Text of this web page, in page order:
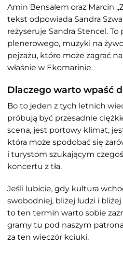
Amin Bensalem oraz Marcin
tekst odpowiada Sandra
reżyseruje Sandra Stencel. To
plenerowego, muzyki na
pejzażu, które może zagrać
właśnie w Ekomarinie.
Dlaczego warto wpaść
Bo to jeden z tych letnich
próbują być przesadnie
scena, jest portowy klimat,
która może spodobać się
i turystom szukającym
koncertu z tła.
Jeśli lubicie, gdy kultura
swobodniej, bliżej ludzi i
to ten termin warto sobie
gramy tu pod naszym
za ten wieczór kciuki.